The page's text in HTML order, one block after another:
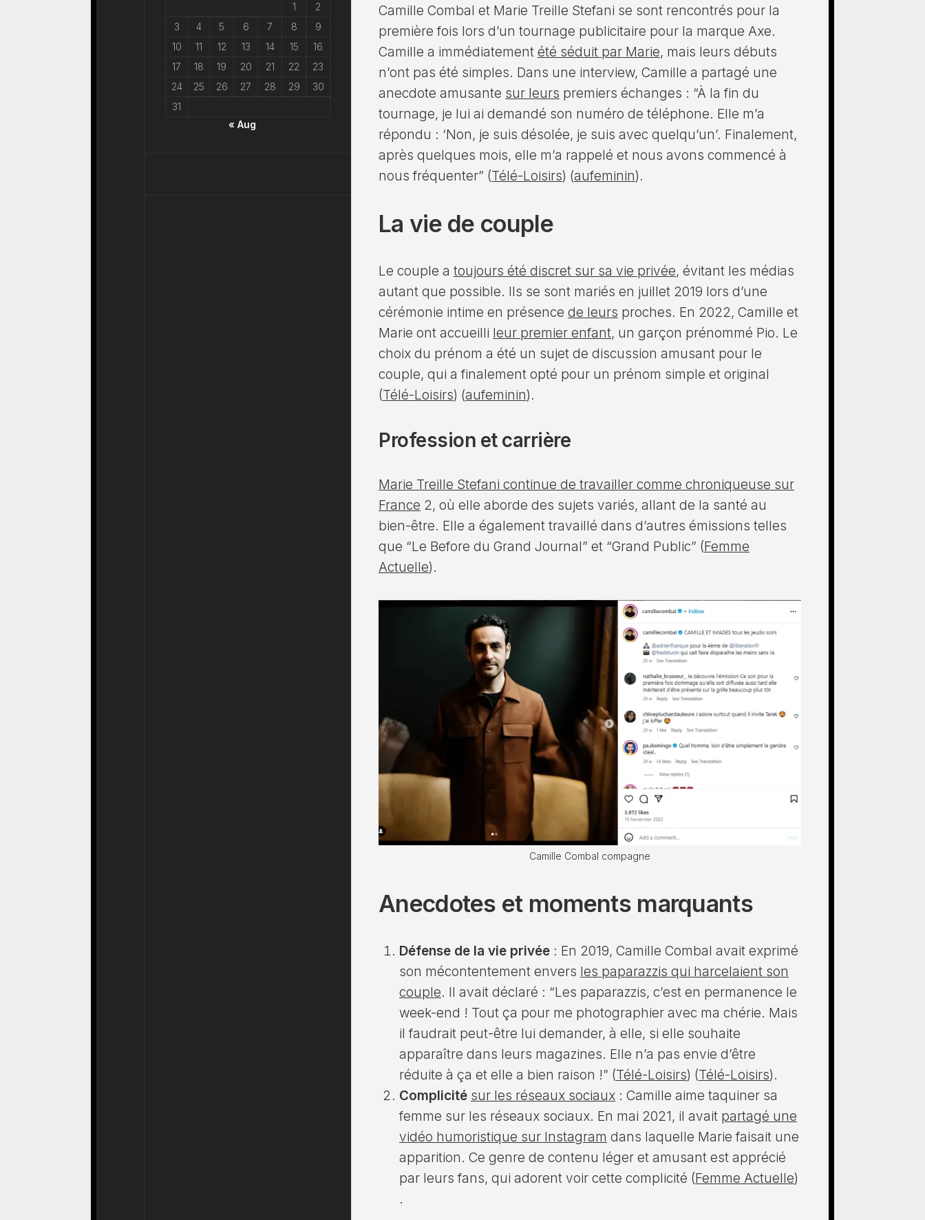
Camille Combal et Marie Treille Stefani se sont rencontrés pour la
première fois lors d’un tournage publicitaire pour la marque Axe.
Camille a immédiatement été séduit par Marie, mais leurs débuts
n’ont pas été simples. Dans une interview, Camille a partagé une
anecdote amusante sur leurs premiers échanges : “À la fin du
tournage, je lui ai demandé son numéro de téléphone. Elle m’a
répondu : ‘Non, je suis désolée, je suis avec quelqu’un’. Finalement,
après quelques mois, elle m’a rappelé et nous avons commencé à
nous fréquenter”​ (Télé-Loisirs)​​ (aufeminin)​.
La vie de couple
Le couple a toujours été discret sur sa vie privée, évitant les médias
autant que possible. Ils se sont mariés en juillet 2019 lors d’une
cérémonie intime en présence de leurs proches. En 2022, Camille et
Marie ont accueilli leur premier enfant, un garçon prénommé Pio. Le
choix du prénom a été un sujet de discussion amusant pour le
couple, qui a finalement opté pour un prénom simple et original​
(Télé-Loisirs)​​ (aufeminin)​.
Profession et carrière
Marie Treille Stefani continue de travailler comme chroniqueuse sur
France 2, où elle aborde des sujets variés, allant de la santé au
bien-être. Elle a également travaillé dans d’autres émissions telles
que “Le Before du Grand Journal” et “Grand Public”​ (Femme
Actuelle)​.
Camille Combal compagne
Anecdotes et moments marquants
Défense de la vie privée : En 2019, Camille Combal avait exprimé
son mécontentement envers les paparazzis qui harcelaient son
couple. Il avait déclaré : “Les paparazzis, c’est en permanence le
week-end ! Tout ça pour me photographier avec ma chérie. Mais
il faudrait peut-être lui demander, à elle, si elle souhaite
apparaître dans leurs magazines. Elle n’a pas envie d’être
réduite à ça et elle a bien raison !”​ (Télé-Loisirs)​​ (Télé-Loisirs)​.
Complicité sur les réseaux sociaux : Camille aime taquiner sa
femme sur les réseaux sociaux. En mai 2021, il avait partagé une
vidéo humoristique sur Instagram dans laquelle Marie faisait une
apparition. Ce genre de contenu léger et amusant est apprécié
par leurs fans, qui adorent voir cette complicité​ (Femme Actuelle)​
.
1
2
3
4 5 6 7 8
9
10
11 12 13 14 15
16
17
18 19 20 21 22
23
24
25 26 27 28 29
30
31
« Aug